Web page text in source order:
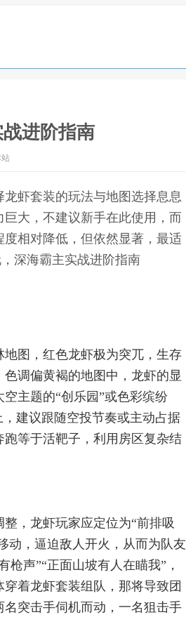
进阶指南
虾套装的玩法与地图选择息息
大，不建议新手在此使用，而
相对降低，但依然显著，最适
深海霸主实战进阶指南
图，红色龙虾极为突兀，生存
调偏黄褐的地图中，龙虾的显
主题的“创乐园”或色彩缤纷
建议跟随空投节奏或主动占据
等于活靶子，利用房区复杂结
，龙虾玩家应定位为“前排吸
动，逼迫敌人开火，从而为队友
声”“正面山坡有人在瞄我”，
着龙虾套装组队，那将导致团
突击手伺机而动，一名狙击手